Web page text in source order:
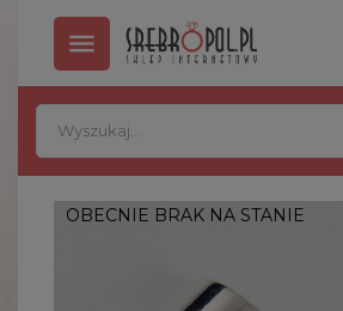

OBECNIE BRAK NA STANIE